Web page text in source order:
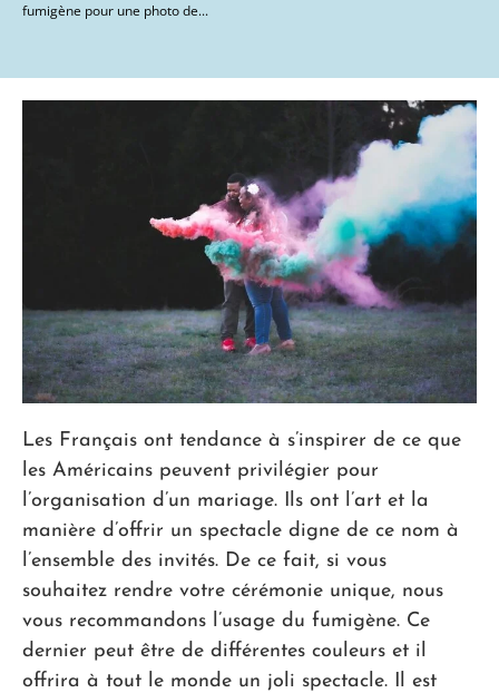
fumigène pour une photo de...
Les Français ont tendance à s’inspirer de ce que
les Américains peuvent privilégier pour
l’organisation d’un mariage. Ils ont l’art et la
manière d’offrir un spectacle digne de ce nom à
l’ensemble des invités. De ce fait, si vous
souhaitez rendre votre cérémonie unique, nous
vous recommandons l’usage du fumigène. Ce
dernier peut être de différentes couleurs et il
offrira à tout le monde un joli spectacle. Il est